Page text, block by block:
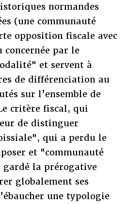
normandes
(une communauté
opposition fiscale avec
par le
et servent à
de différenciation au
sur l’ensemble de
critère fiscal, qui
de distinguer
qui a perdu le
et "communauté
la prérogative
globalement ses
une typologie